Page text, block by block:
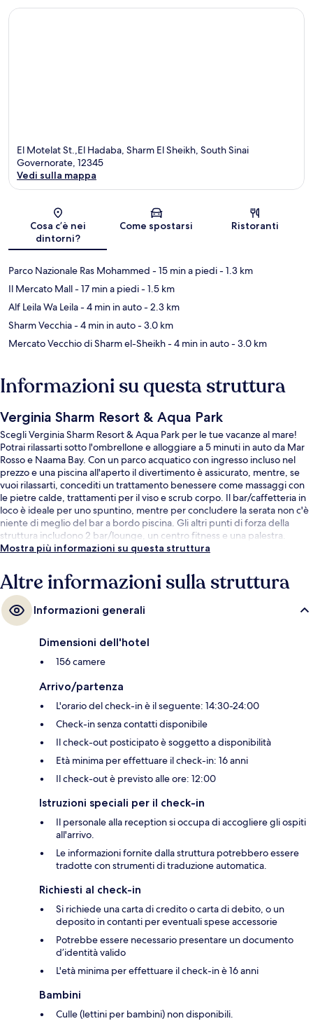
El Motelat St.,El Hadaba, Sharm El Sheikh, South Sinai
Governorate, 12345
Vedi sulla mappa
Cosa c’è nei
dintorni?
Come spostarsi Ristoranti
Parco Nazionale Ras Mohammed - 15 min a piedi- 1.3 km
Il Mercato Mall- 17 min a piedi- 1.5 km
Alf Leila Wa Leila- 4 min in auto- 2.3 km
Sharm Vecchia- 4 min in auto- 3.0 km
Mercato Vecchio di Sharm el-Sheikh- 4 min in auto- 3.0 km
Informazioni su questa struttura
Verginia Sharm Resort & Aqua Park
Scegli Verginia Sharm Resort & Aqua Park per le tue vacanze al mare!
Potrai rilassarti sotto l'ombrellone e alloggiare a 5 minuti in auto da Mar
Rosso e Naama Bay. Con un parco acquatico con ingresso incluso nel
prezzo e una piscina all'aperto il divertimento è assicurato, mentre, se
vuoi rilassarti, concediti un trattamento benessere come massaggi con
le pietre calde, trattamenti per il viso e scrub corpo. Il bar/caffetteria in
loco è ideale per uno spuntino, mentre per concludere la serata non c'è
niente di meglio del bar a bordo piscina. Gli altri punti di forza della
struttura includono 2 bar/lounge, un centro fitness e una palestra.
Mostra più informazioni su questa struttura
Altre informazioni sulla struttura
Informazioni generali
Dimensioni dell'hotel
156 camere
Arrivo/partenza
L'orario del check-in è il seguente: 14:30-24:00
Check-in senza contatti disponibile
Il check-out posticipato è soggetto a disponibilità
Età minima per effettuare il check-in: 16 anni
Il check-out è previsto alle ore: 12:00
Istruzioni speciali per il check-in
Il personale alla reception si occupa di accogliere gli ospiti
all'arrivo.
Le informazioni fornite dalla struttura potrebbero essere
tradotte con strumenti di traduzione automatica.
Richiesti al check-in
Si richiede una carta di credito o carta di debito, o un
deposito in contanti per eventuali spese accessorie
Potrebbe essere necessario presentare un documento
d’identità valido
L'età minima per effettuare il check-in è 16 anni
Bambini
Culle (lettini per bambini) non disponibili.